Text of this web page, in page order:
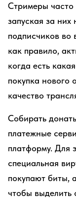
Стримеры часто
запуская за
подписчиков во
как правило,
когда есть
покупка нового
качество
Собирать
платежные
платформу. Для
специальная
покупают биты,
чтобы выделить